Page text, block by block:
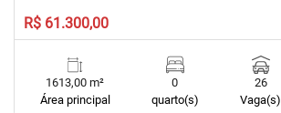
R$ 61.300,00
1613,00 m²
Área principal
0
quarto(s)
26
Vaga(s)